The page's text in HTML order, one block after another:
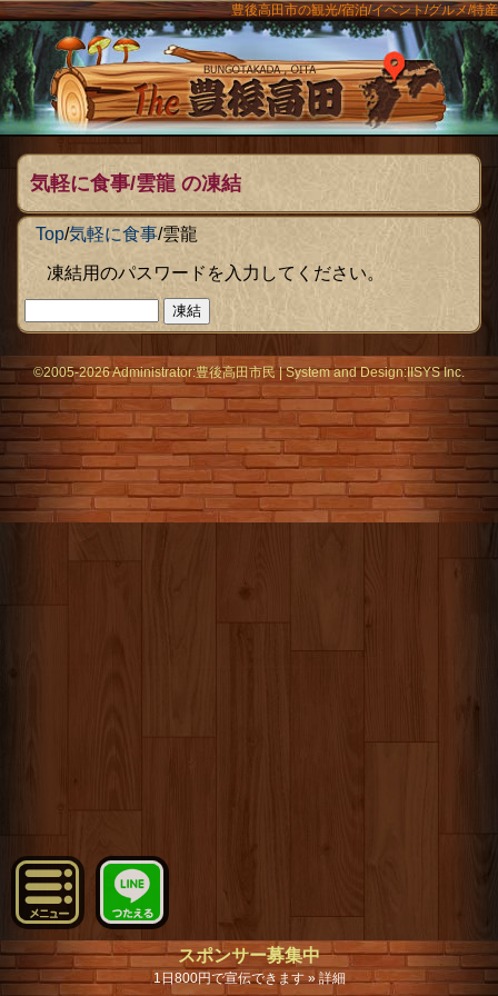
豊後高田市の観光/宿泊/イベント/グルメ/特産
The豊後
気軽に食事/雲龍 の凍結
Top/気軽に食事/雲龍
凍結用のパスワードを入力してください。
メニュー
©2005-2026 Administrator:豊後高田市民|Systemand Design:IISYS Inc.
スポンサー募集中
1日800円で宣伝できます » 詳細